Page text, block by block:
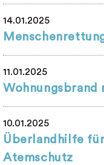
14.01.2025
11.01.2025
10.01.2025
Überlandhilfe
Atemschutz